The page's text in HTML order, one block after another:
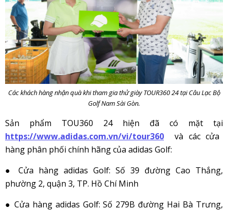
Các khách hàng nhận quà khi tham gia thử giày TOUR360 24 tại Câu Lạc Bộ
Golf Nam Sài Gòn.
Sản phẩm TOU360 24 hiện đã có mặt tại
https://www.adidas.com.vn/vi/tour360 và các cửa
hàng phân phối chính hãng của adidas Golf:
● Cửa hàng adidas Golf: Số 39 đường Cao Thắng,
phường 2, quận 3, TP. Hồ Chí Minh
● Cửa hàng adidas Golf: Số 279B đường Hai Bà Trưng,